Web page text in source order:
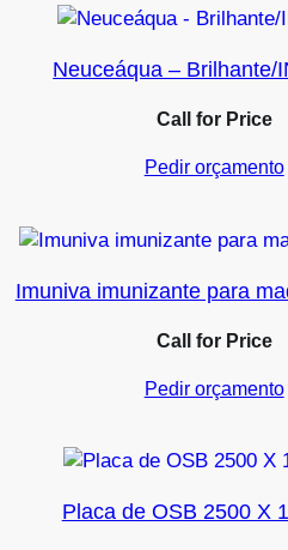
Neuceáqua – Brilhante/
Call for Price
Pedir orçamento
Imuniva imunizante para
Call for Price
Pedir orçamento
Placa de OSB 2500 X